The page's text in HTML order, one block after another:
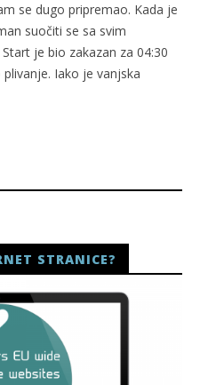
se dugo pripremao. Kada je
suočiti se sa svim
je bio zakazan za 04:30
Iako je vanjska
STRANICE?